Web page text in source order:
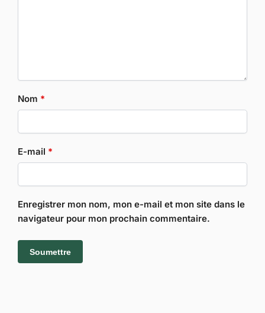
Nom *
E-mail *
Enregistrer mon nom, mon e-mail et mon site dans le
navigateur pour mon prochain commentaire.